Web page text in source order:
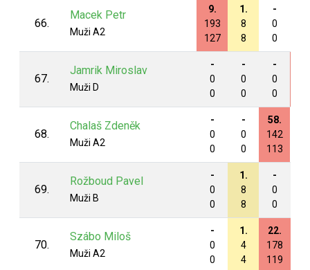
66.
Macek Petr
Muži A2
9.
193
127
1.
8
8
-
0
0
67.
Jamrik Miroslav
Muži D
-
0
0
-
0
0
-
0
0
68.
Chalaš Zdeněk
Muži A2
-
0
0
-
0
0
58.
142
113
69.
Rožboud Pavel
Muži B
-
0
0
1.
8
8
-
0
0
70.
Szábo Miloš
Muži A2
-
0
0
1.
4
4
22.
178
119